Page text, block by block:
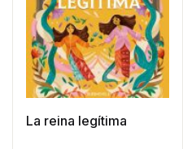
La reina legítima